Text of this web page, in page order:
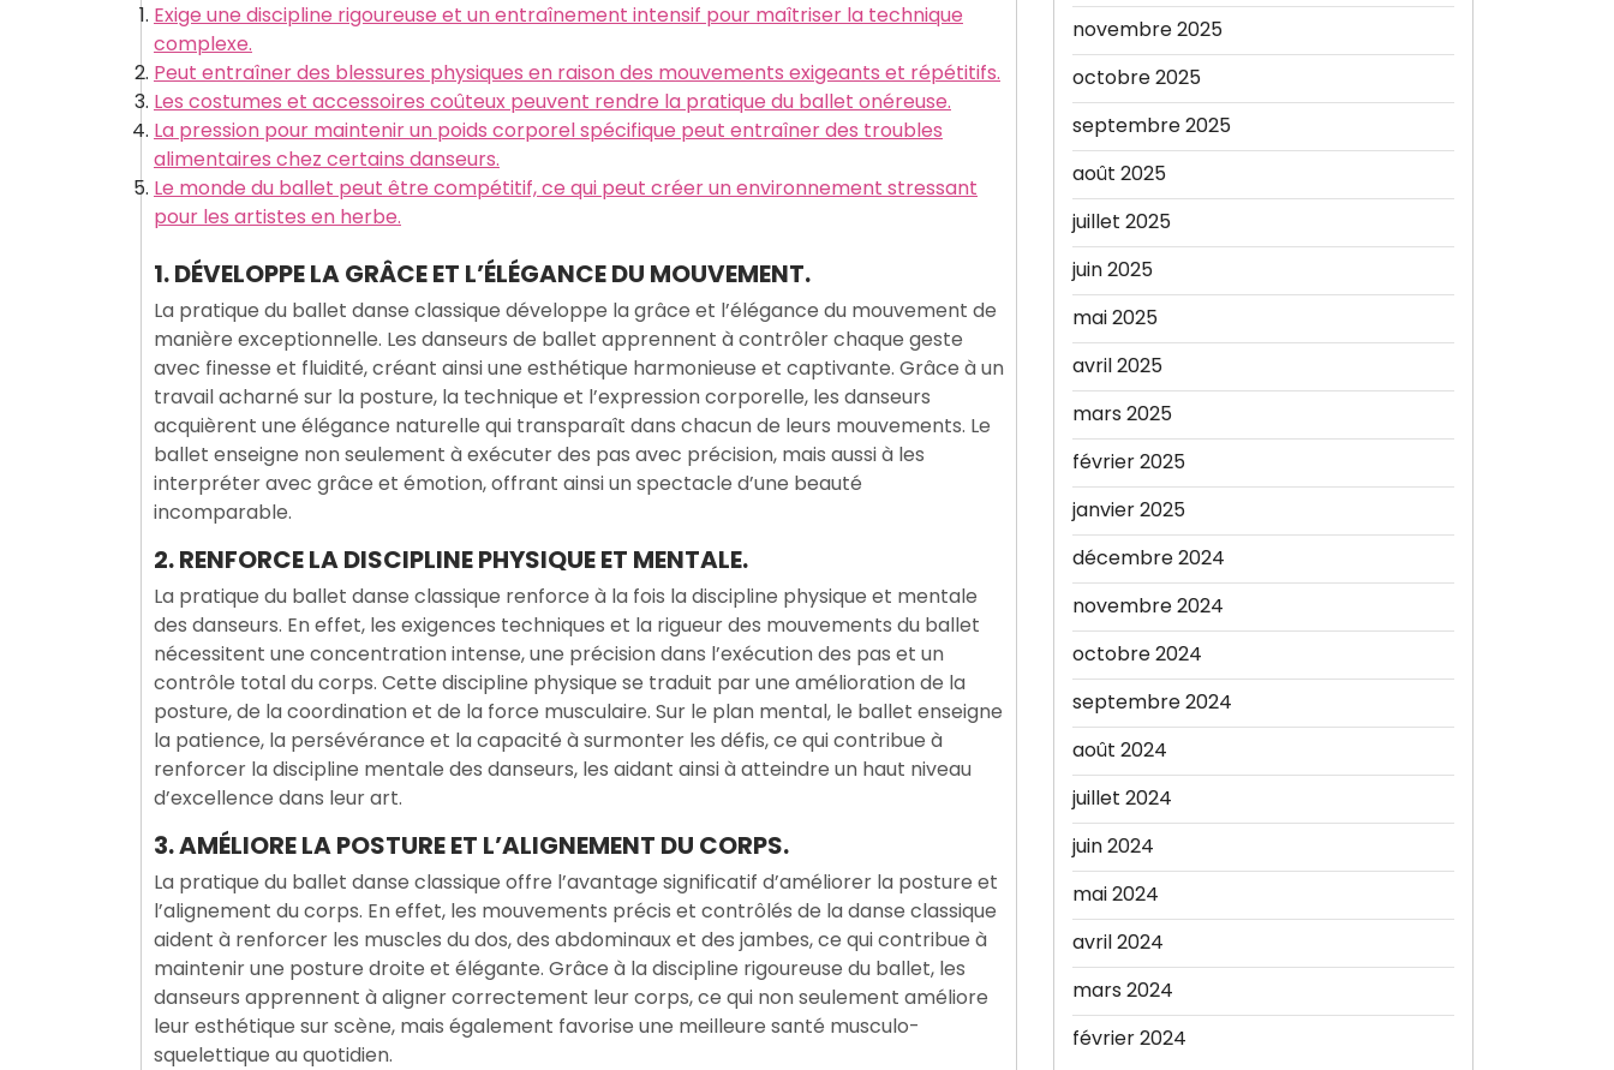
Exige une discipline rigoureuse et un entraînement intensif pour maîtriser la technique
complexe.
Peut entraîner des blessures physiques en raison des mouvements exigeants et répétitifs.
Les costumes et accessoires coûteux peuvent rendre la pratique du ballet onéreuse.
La pression pour maintenir un poids corporel spécifique peut entraîner des troubles
alimentaires chez certains danseurs.
Le monde du ballet peut être compétitif, ce qui peut créer un environnement stressant
pour les artistes en herbe.
1. DÉVELOPPE LA GRÂCE ET L’ÉLÉGANCE DU MOUVEMENT.
La pratique du ballet danse classique développe la grâce et l’élégance du mouvement de
manière exceptionnelle. Les danseurs de ballet apprennent à contrôler chaque geste
avec finesse et fluidité, créant ainsi une esthétique harmonieuse et captivante. Grâce à un
travail acharné sur la posture, la technique et l’expression corporelle, les danseurs
acquièrent une élégance naturelle qui transparaît dans chacun de leurs mouvements. Le
ballet enseigne non seulement à exécuter des pas avec précision, mais aussi à les
interpréter avec grâce et émotion, offrant ainsi un spectacle d’une beauté
incomparable.
2. RENFORCE LA DISCIPLINE PHYSIQUE ET MENTALE.
La pratique du ballet danse classique renforce à la fois la discipline physique et mentale
des danseurs. En effet, les exigences techniques et la rigueur des mouvements du ballet
nécessitent une concentration intense, une précision dans l’exécution des pas et un
contrôle total du corps. Cette discipline physique se traduit par une amélioration de la
posture, de la coordination et de la force musculaire. Sur le plan mental, le ballet enseigne
la patience, la persévérance et la capacité à surmonter les défis, ce qui contribue à
renforcer la discipline mentale des danseurs, les aidant ainsi à atteindre un haut niveau
d’excellence dans leur art.
3. AMÉLIORE LA POSTURE ET L’ALIGNEMENT DU CORPS.
La pratique du ballet danse classique offre l’avantage significatif d’améliorer la posture et
l’alignement du corps. En effet, les mouvements précis et contrôlés de la danse classique
aident à renforcer les muscles du dos, des abdominaux et des jambes, ce qui contribue à
maintenir une posture droite et élégante. Grâce à la discipline rigoureuse du ballet, les
danseurs apprennent à aligner correctement leur corps, ce qui non seulement améliore
leur esthétique sur scène, mais également favorise une meilleure santé musculo-
squelettique au quotidien.
novembre 2025
octobre 2025
septembre 2025
août 2025
juillet 2025
juin 2025
mai 2025
avril 2025
mars 2025
février 2025
janvier 2025
décembre 2024
novembre 2024
octobre 2024
septembre 2024
août 2024
juillet 2024
juin 2024
mai 2024
avril 2024
mars 2024
février 2024